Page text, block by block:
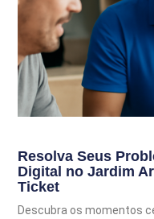
Resolva Seus
Digital no Jardim
Ticket
Descubra os momentos